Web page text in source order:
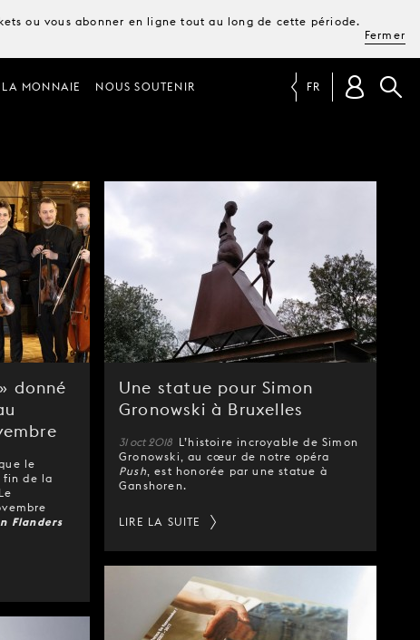
ou vous abonner en ligne tout au long de cette période.
Fermer
LA MONNAIE NOUS SOUTENIR FR
donné
le
fin de la
Flanders
Une statue pour Simon
Gronowski à Bruxelles
31 oct 2018 L’histoire incroyable de Simon
Gronowski, au cœur de notre opéra
Push, est honorée par une statue à
Ganshoren.
LIRE LA SUITE